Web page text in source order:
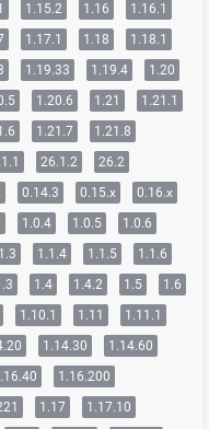
1.15.2 1.16
1.16.1
1.17.1 1.18
1.18.1
1.19.33 1.19.4
1.20
1.20.6 1.21
1.21.1
1.21.7
1.21.8
26.1.2 26.2
0.14.3 0.15.x
0.16.x
1.0.4 1.0.5
1.0.6
1.1.4 1.1.5
1.1.6
1.4 1.4.2 1.5
1.6
1.10.1 1.11
1.11.1
1.14.30
1.14.60
1.16.200
1.17
1.17.10